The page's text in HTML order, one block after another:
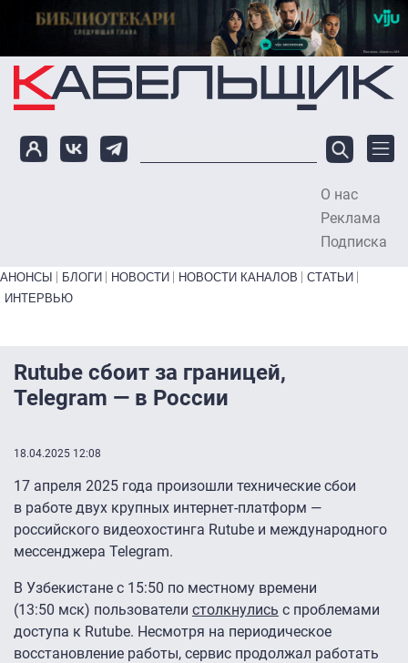
Перейти к основному содержанию
О нас
Реклама
Подписка
Primary links bottom
АНОНСЫ БЛОГИ НОВОСТИ НОВОСТИ КАНАЛОВ
СТАТЬИ
ИНТЕРВЬЮ
Rutube сбоит за границей,
Telegram — в России
18.04.2025 12:08
17 апреля 2025 года произошли технические сбои
в работе двух крупных интернет-платформ —
российского видеохостинга Rutube и международного
мессенджера Telegram.
В Узбекистане с 15:50 по местному времени
(13:50 мск) пользователи столкнулись с проблемами
доступа к Rutube. Несмотря на периодическое
восстановление работы, сервис продолжал работать